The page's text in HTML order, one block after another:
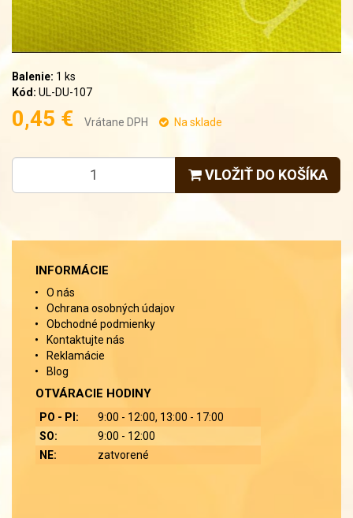
Balenie: 1 ks
Kód: UL-DU-107
0,45 € Vrátane DPH Na sklade
VLOŽIŤ DO KOŠÍKA
INFORMÁCIE
O nás
Ochrana osobných údajov
Obchodné podmienky
Kontaktujte nás
Reklamácie
Blog
OTVÁRACIE HODINY
PO - PI:
9:00 - 12:00, 13:00 - 17:00
SO:
9:00 - 12:00
NE:
zatvorené